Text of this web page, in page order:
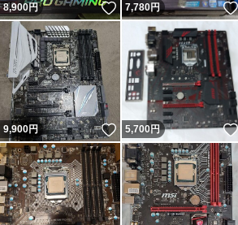
8,900円 いいね！
7,780円
9,900円 いいね！
5,700円